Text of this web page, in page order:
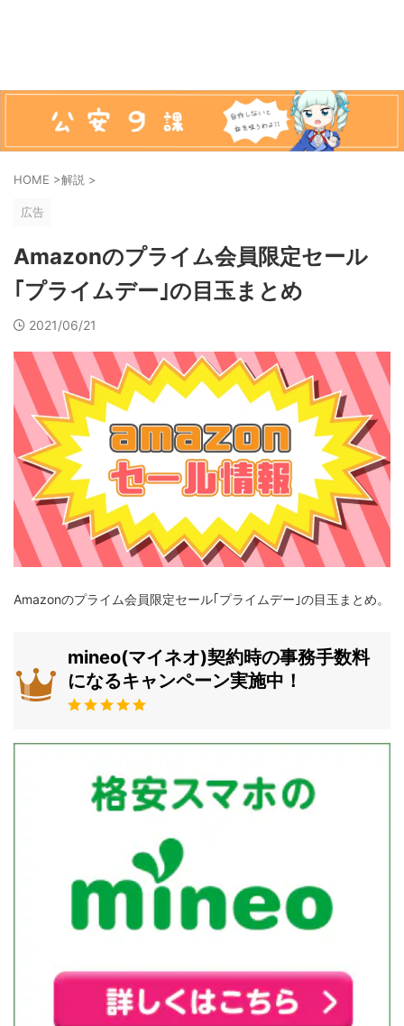
HOME >解説 >
広告
Amazonのプライム会員限定セール
｢プライムデー｣の目玉まとめ
2021/06/21
Amazonのプライム会員限定セール｢プライムデー｣の目玉まとめ。
mineo(マイネオ)契約時の事務手数料
になるキャンペーン実施中！